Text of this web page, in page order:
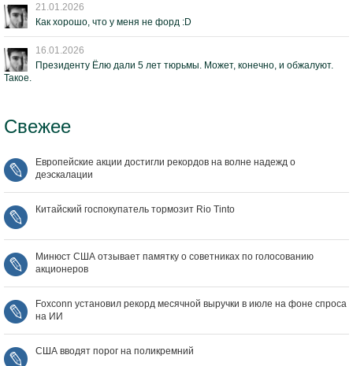
21.01.2026
Как хорошо, что у меня не форд :D
16.01.2026
Президенту Ёлю дали 5 лет тюрьмы. Может, конечно, и обжалуют.
Такое.
Свежее
Европейские акции достигли рекордов на волне надежд о
деэскалации
Китайский госпокупатель тормозит Rio Tinto
Минюст США отзывает памятку о советниках по голосованию
акционеров
Foxconn установил рекорд месячной выручки в июле на фоне спроса
на ИИ
США вводят порог на поликремний